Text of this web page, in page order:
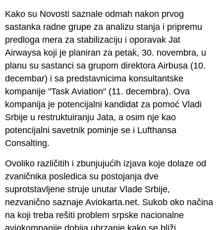
Kako su Novosti saznale odmah nakon prvog
sastanka radne grupe za analizu stanja i pripremu
predloga mera za stabilizaciju i oporavak Jat
Airwaysa koji je planiran za petak, 30. novembra, u
planu su sastanci sa grupom direktora Airbusa (10.
decembar) i sa predstavnicima konsultantske
kompanije "Task Aviation" (11. decembra). Ova
kompanija je potencijalni kandidat za pomoć Vladi
Srbije u restruktuiranju Jata, a osim nje kao
potencijalni savetnik pominje se i Lufthansa
Consalting.
Ovoliko različitih i zbunjujućih izjava koje dolaze od
zvaničnika posledica su postojanja dve
suprotstavljene struje unutar Vlade Srbije,
nezvanično saznaje Aviokarta.net. Sukob oko načina
na koji treba rešiti problem srpske nacionalne
aviokompanije dobija ubrzanje kako se bliži